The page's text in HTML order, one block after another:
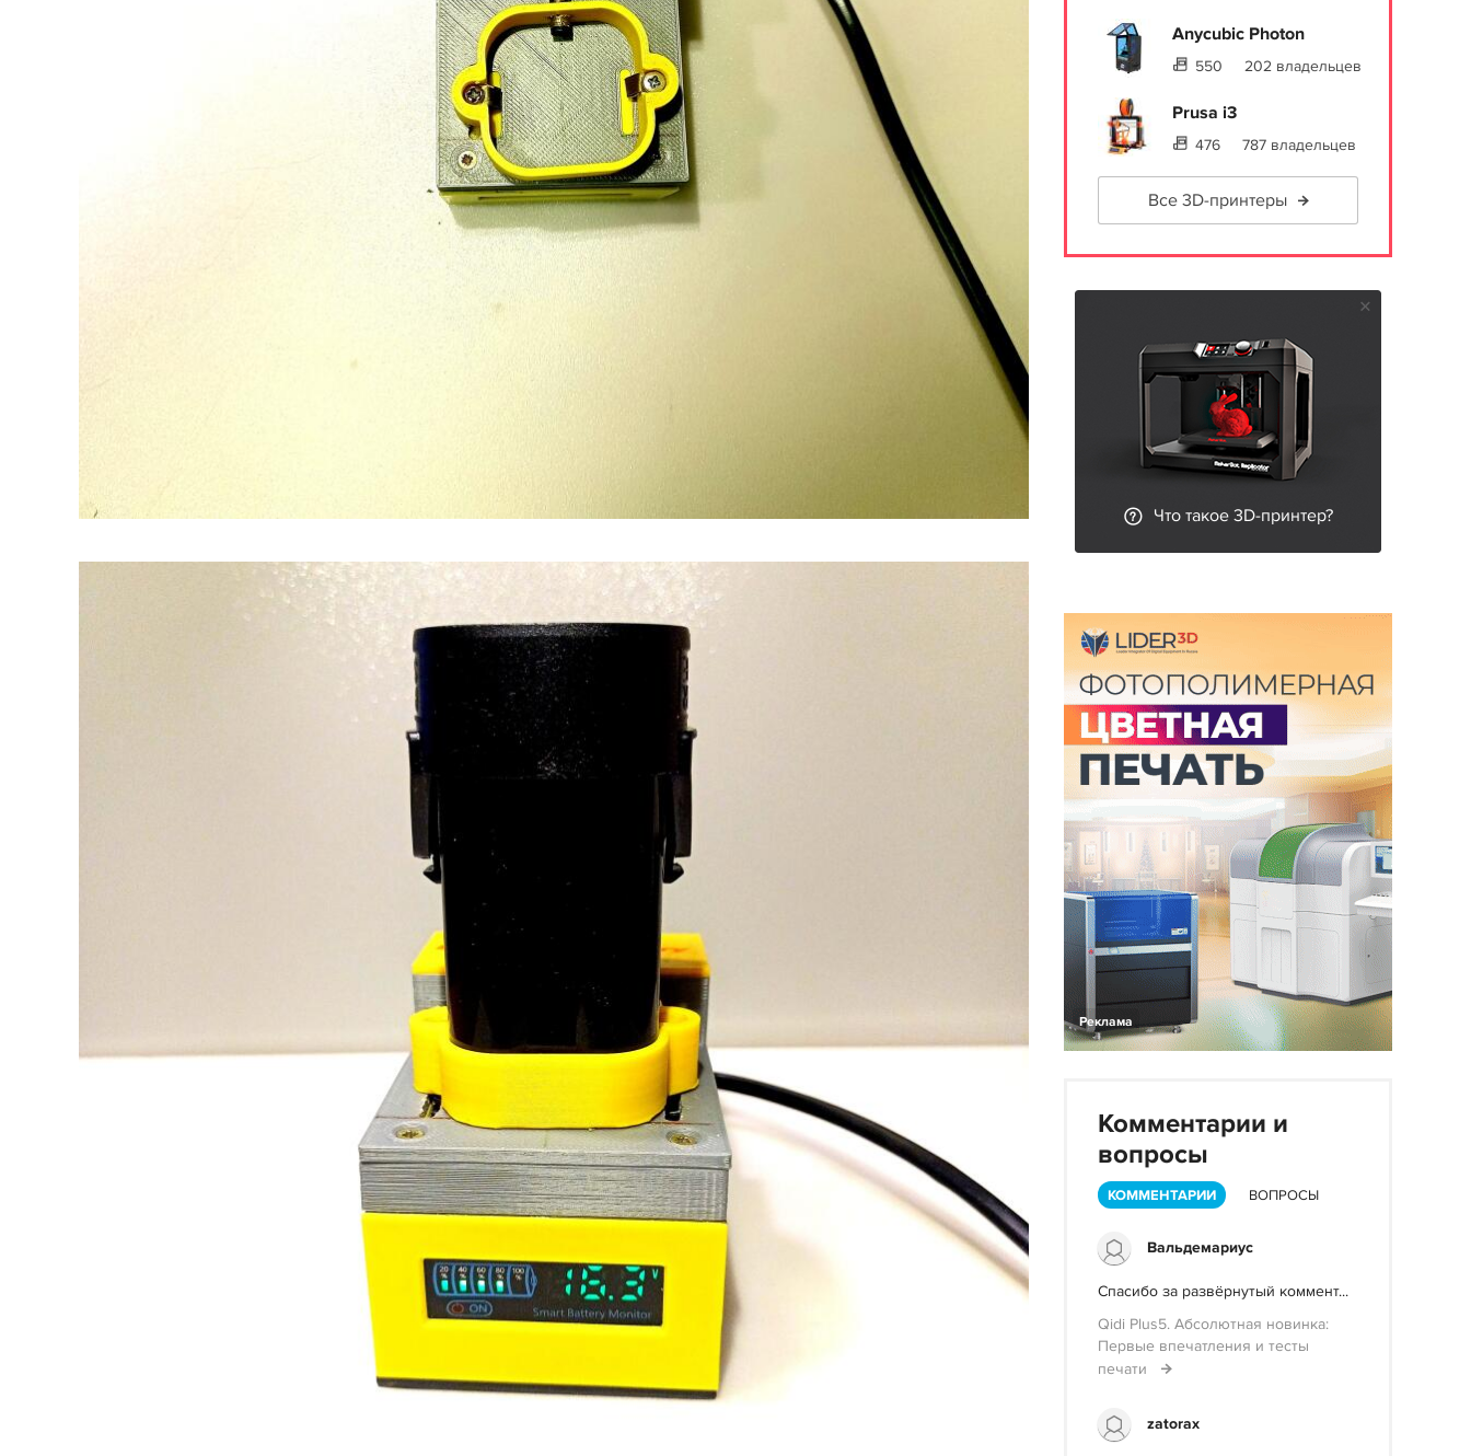
Anycubic Photon
550 202 владельцев
Prusa i3
476 787 владельцев
Все 3D-принтеры
Что такое 3D-принтер?
Реклама
Комментарии и
вопросы
КОММЕНТАРИИ ВОПРОСЫ
Вальдемариус
Спасибо за развёрнутый коммент...
Qidi Plus5. Абсолютная новинка:
Первые впечатления и тесты
печати
zatorax